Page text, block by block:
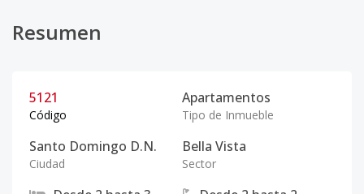
Resumen
5121
Código
Apartamentos
Tipo de Inmueble
Santo Domingo D.N.
Ciudad
Bella Vista
Sector